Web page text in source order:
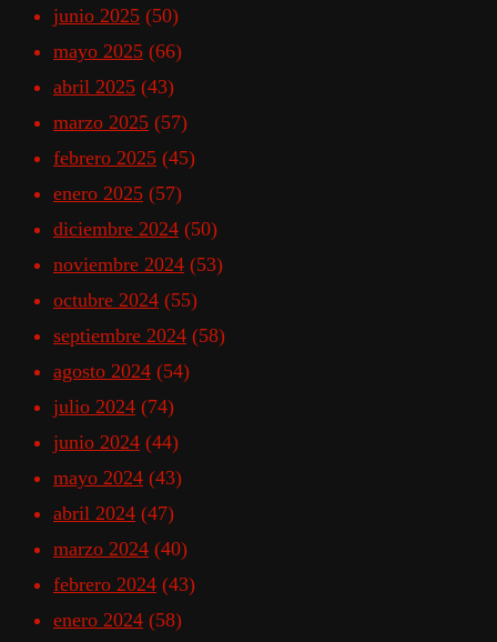
junio 2025 (50)
mayo 2025 (66)
abril 2025 (43)
marzo 2025 (57)
febrero 2025 (45)
enero 2025 (57)
diciembre 2024 (50)
noviembre 2024 (53)
octubre 2024 (55)
septiembre 2024 (58)
agosto 2024 (54)
julio 2024 (74)
junio 2024 (44)
mayo 2024 (43)
abril 2024 (47)
marzo 2024 (40)
febrero 2024 (43)
enero 2024 (58)